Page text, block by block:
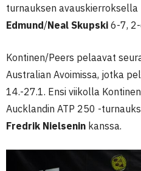
turnauksen
Edmund/Neal Skupski 6-7,
Kontinen/Peers pelaavat
Australian Avoimissa, jotka
14.-27.1. Ensi viikolla
Aucklandin ATP 250 -
Fredrik Nielsenin kanssa.